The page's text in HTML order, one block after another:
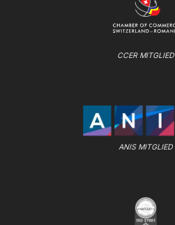
CCER MITGLIED
ANIS MITGLIED